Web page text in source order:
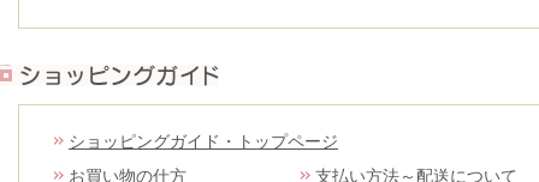
ショッピングガイド・トップページ
お買い物の仕方
支払い方法～配送について